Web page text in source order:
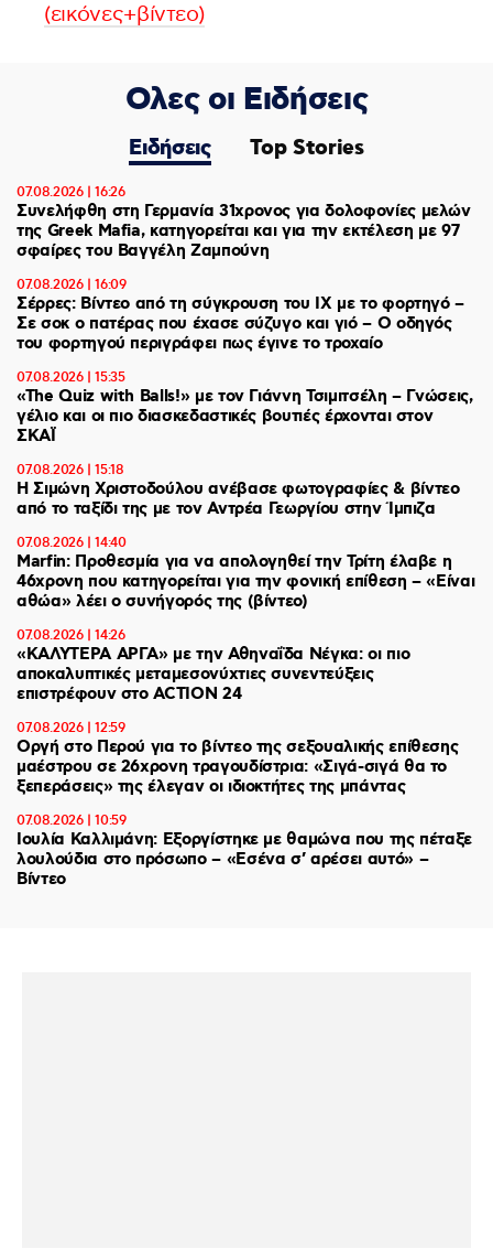
(εικόνες+βίντεο)
Ολες οι Ειδήσεις
Ειδήσεις Top Stories
07.08.2026 | 16:26
Συνελήφθη στη Γερμανία 31χρονος για δολοφονίες μελών
της Greek Mafia, κατηγορείται και για την εκτέλεση με 97
σφαίρες του Βαγγέλη Ζαμπούνη
07.08.2026 | 16:09
Σέρρες: Βίντεο από τη σύγκρουση του ΙΧ με το φορτηγό –
Σε σοκ ο πατέρας που έχασε σύζυγο και γιό – Ο οδηγός
του φορτηγού περιγράφει πως έγινε το τροχαίο
07.08.2026 | 15:35
«The Quiz with Balls!» με τον Γιάννη Τσιμιτσέλη – Γνώσεις,
γέλιο και οι πιο διασκεδαστικές βουτιές έρχονται στον
ΣΚΑΪ
07.08.2026 | 15:18
Η Σιμώνη Χριστοδούλου ανέβασε φωτογραφίες & βίντεο
από το ταξίδι της με τον Αντρέα Γεωργίου στην Ίμπιζα
07.08.2026 | 14:40
Marfin: Προθεσμία για να απολογηθεί την Τρίτη έλαβε η
46χρονη που κατηγορείται για την φονική επίθεση – «Είναι
αθώα» λέει ο συνήγορός της (βίντεο)
07.08.2026 | 14:26
«ΚΑΛΥΤΕΡΑ ΑΡΓΑ» με την Αθηναΐδα Νέγκα: οι πιο
αποκαλυπτικές μεταμεσονύχτιες συνεντεύξεις
επιστρέφουν στο ACTION 24
07.08.2026 | 12:59
Οργή στο Περού για το βίντεο της σεξουαλικής επίθεσης
μαέστρου σε 26χρονη τραγουδίστρια: «Σιγά-σιγά θα το
ξεπεράσεις» της έλεγαν οι ιδιοκτήτες της μπάντας
07.08.2026 | 10:59
Ιουλία Καλλιμάνη: Εξοργίστηκε με θαμώνα που της πέταξε
λουλούδια στο πρόσωπο – «Εσένα σ’ αρέσει αυτό» –
Βίντεο